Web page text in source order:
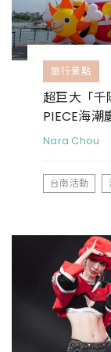
旅行景點
超巨大「千
PIECE海潮
Nara Chou
台南活動